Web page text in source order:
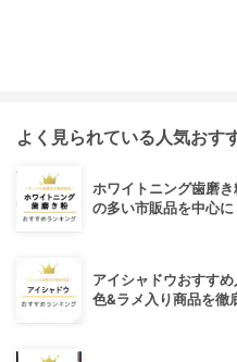
よく見られている人気おす
ホワイトニング歯磨
の多い市販品を中心に
アイシャドウおすす
色&ラメ入り商品を徹